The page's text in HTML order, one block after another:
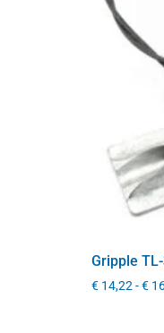
Gripple
€ 14,22 -€